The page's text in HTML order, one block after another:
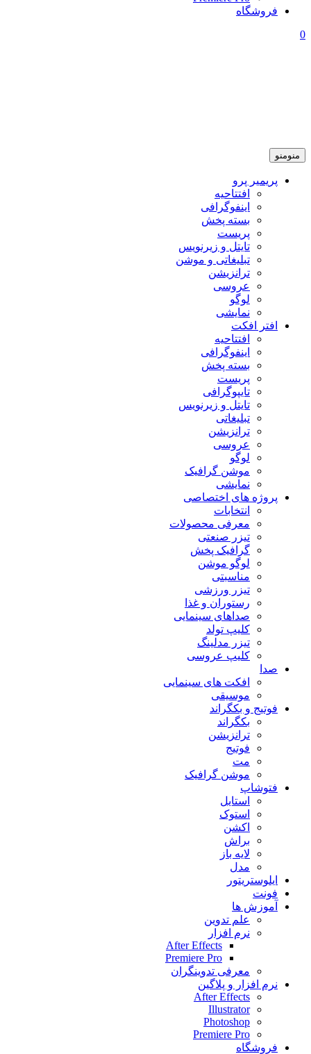
فروشگاه
0
منومنو
پریمیر پرو
افتتاحیه
اینفوگرافی
بسته پخش
پریست
تایتل و زیرنویس
تبلیغاتی و موشن
ترانزیشن
عروسی
لوگو
نمایشی
افتر افکت
افتتاحیه
اینفوگرافی
بسته پخش
پریست
تایپوگرافی
تایتل و زیرنویس
تبلیغاتی
ترانزیشن
عروسی
لوگو
موشن گرافیک
نمایشی
پروژه های اختصاصی
انتخابات
معرفی محصولات
تیزر صنعتی
گرافیک پخش
لوگو موشن
مناسبتی
تیزر ورزشی
رستوران و غذا
صداهای سینمایی
کلیپ تولد
تیزر مدلینگ
کلیپ عروسی
صدا
افکت های سینمایی
موسیقی
فوتیج و بکگراند
بکگراند
ترانزیشن
فوتیج
مت
موشن گرافیک
فتوشاپ
استایل
استوک
اکشن
براش
لایه باز
مدل
ایلوستریتور
فونت
آموزش ها
علم تدوین
نرم افزار
After Effects
Premiere Pro
معرفی تدوینگران
نرم افزار و پلاگین
After Effects
Illustrator
Photoshop
Premiere Pro
فروشگاه